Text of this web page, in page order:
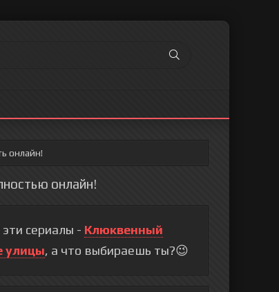
онлайн!
онлайн!
сериалы - Клюквенный
улицы, а что выбираешь ты?😉